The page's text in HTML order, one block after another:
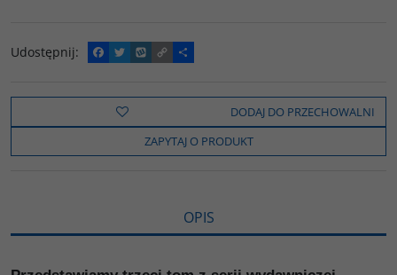
Udostępnij:
F
a
e
o
k
T
w
t
t
e
W
y
o
C
o
y
i
n
k
P
o
z
e
l
s
DODAJ DO PRZECHOWALNI
ZAPYTAJ O PRODUKT
OPIS